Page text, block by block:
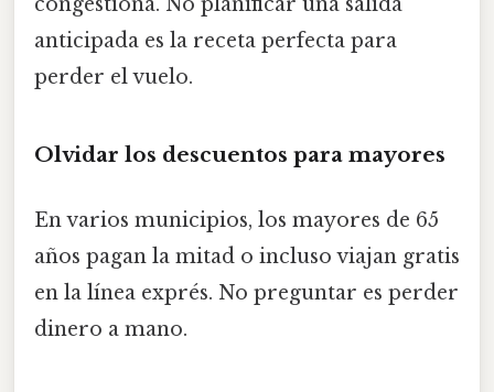
anticipada es la receta perfecta para
perder el vuelo.
Olvidar los descuentos para mayores
En varios municipios, los mayores de 65
años pagan la mitad o incluso viajan gratis
en la línea exprés. No preguntar es perder
dinero a mano.